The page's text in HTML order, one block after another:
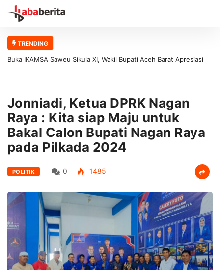
TRENDING
Buka IKAMSA Saweu Sikula XI, Wakil Bupati Aceh Barat Apresiasi
Jonniadi, Ketua DPRK Nagan
Raya : Kita siap Maju untuk
Bakal Calon Bupati Nagan Raya
pada Pilkada 2024
POLITIK 0 1485